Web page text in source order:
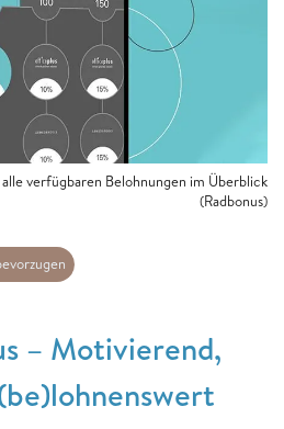
verfügbaren Belohnungen im Überblick
(Radbonus)
– Motivierend,